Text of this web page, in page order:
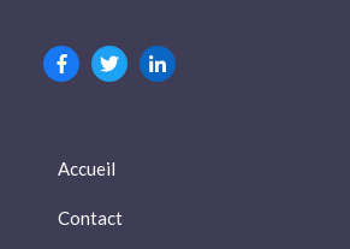
Accueil
Contact